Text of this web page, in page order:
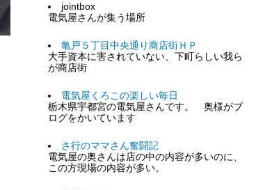
jointbox
電気屋さんが集う場所
亀戸５丁目中央通り商店街ＨＰ
大手資本に害されていない、下町らしい我ら
が商店街
電気屋くろこの楽しい毎日
栃木県宇都宮の電気屋さんです。 奥様がブ
ログをかいています
さ行のママさん奮闘記
電気屋の奥さんは店の中の内容が多いのに、
この方現場の内容が多い。